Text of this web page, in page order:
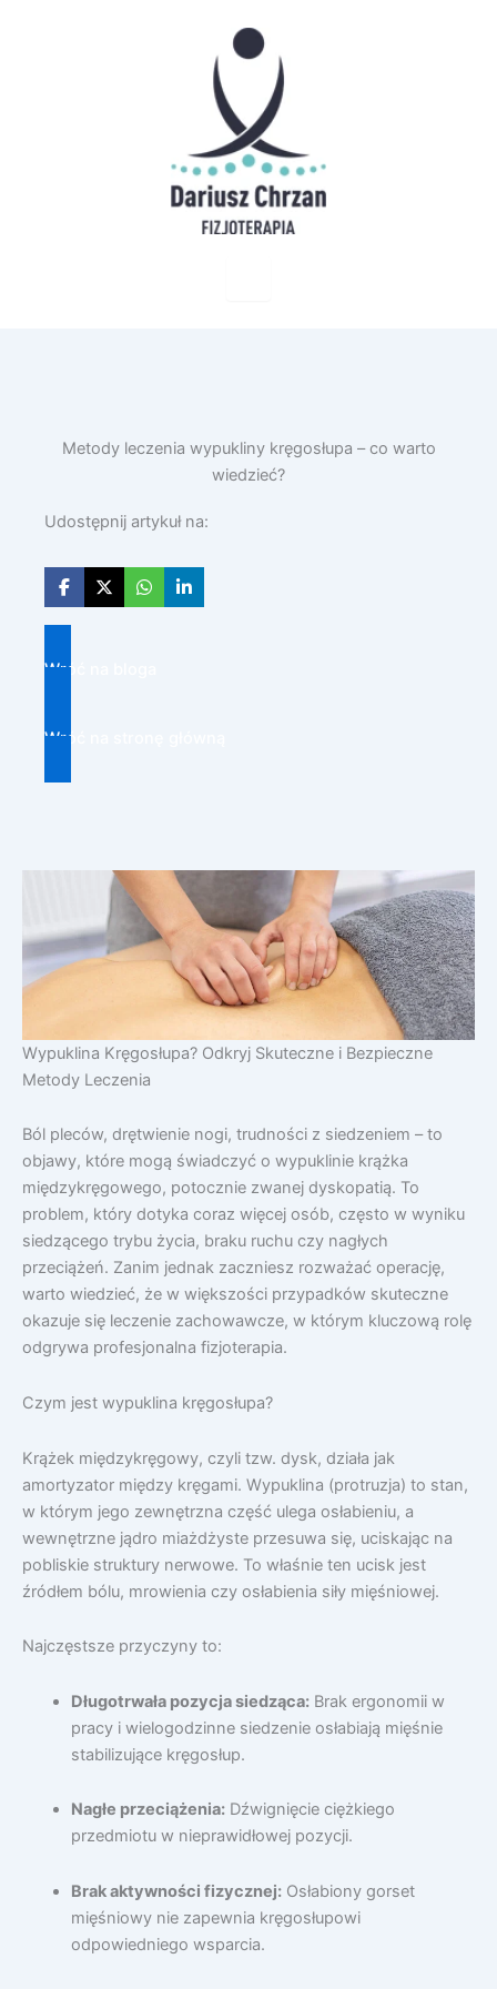
Metody leczenia wypukliny kręgosłupa – co warto
wiedzieć?
Udostępnij artykuł na:
Wróć na bloga
Wróć na stronę główną
Wypuklina Kręgosłupa? Odkryj Skuteczne i Bezpieczne
Metody Leczenia
Ból pleców, drętwienie nogi, trudności z siedzeniem – to
objawy, które mogą świadczyć o wypuklinie krążka
międzykręgowego, potocznie zwanej dyskopatią. To
problem, który dotyka coraz więcej osób, często w wyniku
siedzącego trybu życia, braku ruchu czy nagłych
przeciążeń. Zanim jednak zaczniesz rozważać operację,
warto wiedzieć, że w większości przypadków skuteczne
okazuje się leczenie zachowawcze, w którym kluczową rolę
odgrywa profesjonalna fizjoterapia.
Czym jest wypuklina kręgosłupa?
Krążek międzykręgowy, czyli tzw. dysk, działa jak
amortyzator między kręgami. Wypuklina (protruzja) to stan,
w którym jego zewnętrzna część ulega osłabieniu, a
wewnętrzne jądro miażdżyste przesuwa się, uciskając na
pobliskie struktury nerwowe. To właśnie ten ucisk jest
źródłem bólu, mrowienia czy osłabienia siły mięśniowej.
Najczęstsze przyczyny to:
Długotrwała pozycja siedząca:Brak ergonomii w
pracy i wielogodzinne siedzenie osłabiają mięśnie
stabilizujące kręgosłup.
Nagłe przeciążenia:Dźwignięcie ciężkiego
przedmiotu w nieprawidłowej pozycji.
Brak aktywności fizycznej:Osłabiony gorset
mięśniowy nie zapewnia kręgosłupowi
odpowiedniego wsparcia.